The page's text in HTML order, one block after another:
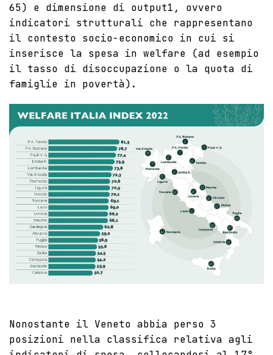
65) e dimensione di output1, ovvero
indicatori strutturali che rappresentano
il contesto socio-economico in cui si
inserisce la spesa in welfare (ad esempio
il tasso di disoccupazione o la quota di
famiglie in povertà).
Nonostante il Veneto abbia perso 3
posizioni nella classifica relativa agli